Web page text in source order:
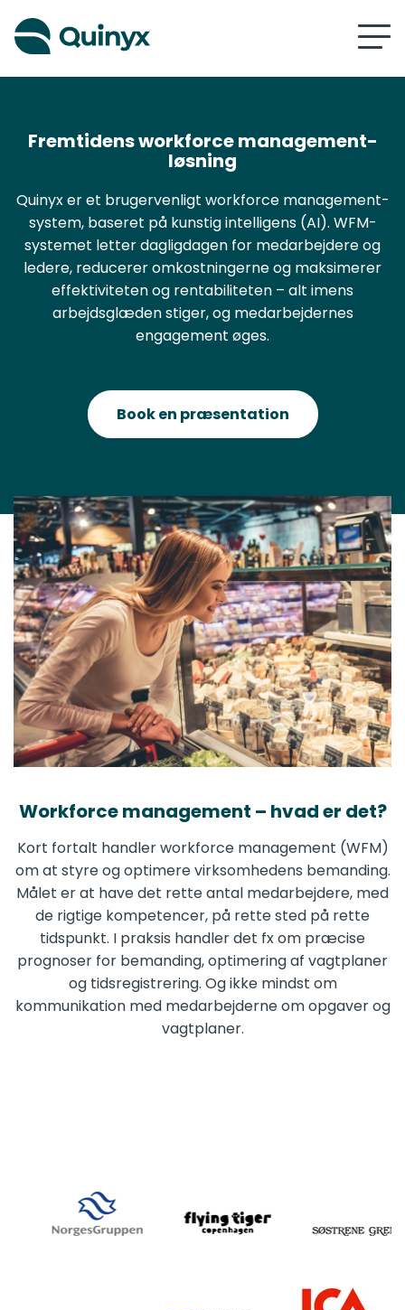
Fremtidens workforce management-
løsning
Quinyx er et brugervenligt workforce management-
system, baseret på kunstig intelligens (AI). WFM-
systemet letter dagligdagen for medarbejdere og
ledere, reducerer omkostningerne og maksimerer
effektiviteten og rentabiliteten – alt imens
arbejdsglæden stiger, og medarbejdernes
engagement øges.
Book en præsentation
Workforce management – hvad er det?
Kort fortalt handler workforce management (WFM)
om at styre og optimere virksomhedens bemanding.
Målet er at have det rette antal medarbejdere, med
de rigtige kompetencer, på rette sted på rette
tidspunkt. I praksis handler det fx om præcise
prognoser for bemanding, optimering af vagtplaner
og tidsregistrering. Og ikke mindst om
kommunikation med medarbejderne om opgaver og
vagtplaner.